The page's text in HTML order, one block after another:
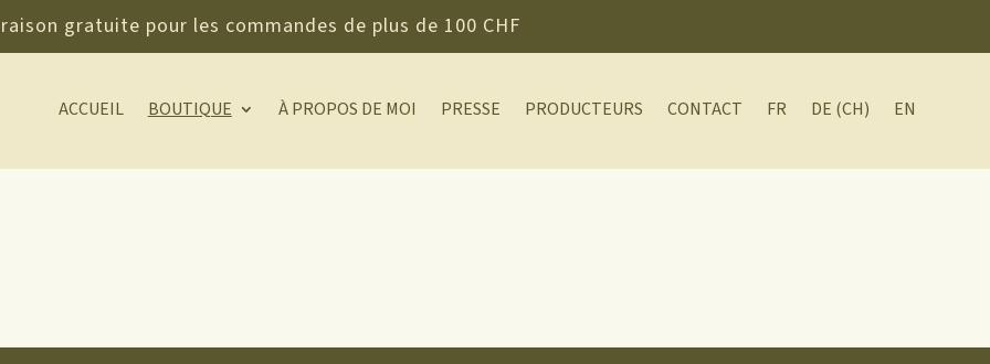
gratuite pour les commandes de plus de 100 CHF
ACCUEIL BOUTIQUE À PROPOS DE MOI PRESSE PRODUCTEURS CONTACT FR DE (CH) EN